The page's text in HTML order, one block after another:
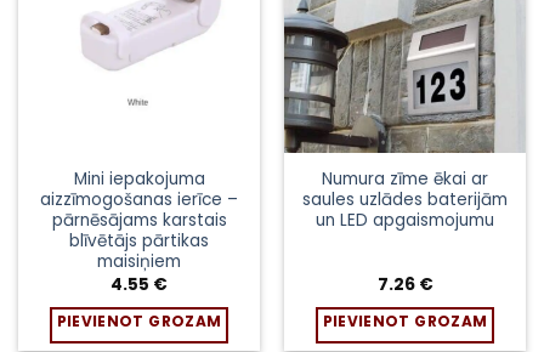
Mini iepakojuma
aizzīmogošanas ierīce –
pārnēsājams karstais
blīvētājs pārtikas
maisiņiem
4.55 €
PIEVIENOT GROZAM
Numura zīme ēkai ar
saules uzlādes baterijām
un LED apgaismojumu
7.26 €
PIEVIENOT GROZAM